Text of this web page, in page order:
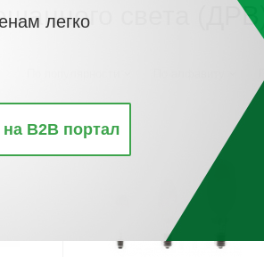
света (ДРВ)
легко
B2B портал